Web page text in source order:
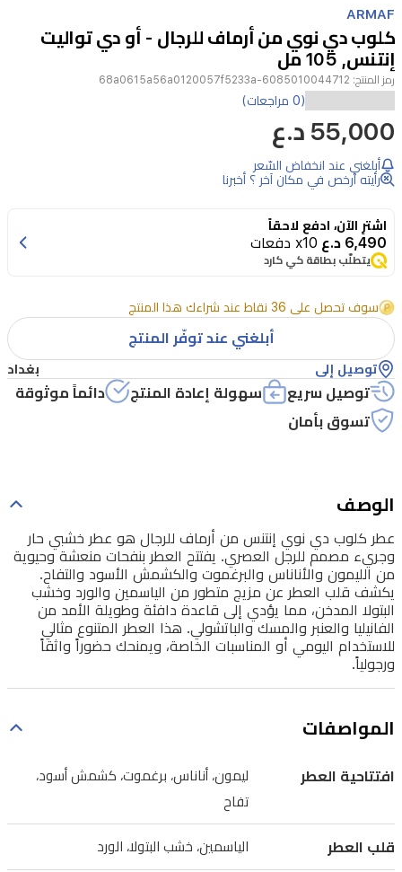
1
of
1
ARMAF
كلوب دي نوي من أرماف للرجال - أو دي تواليت
إنتنس, 105 مل
رمز المنتج: 6085010044712-68a0615a56a0120057f5233a
كلوب
دي
نوي
من
أرماف
هو
عطر
خشبي
حار
وجريء
العصري.
يفتتح
العطر
بنفحات
منعشة
وحيوية
من
الليمون
والأناناس
والكشمش
والتفاح.
يكشف
(0 مراجعات)
55,000 د.ع
أبلغني عند انخفاض السّعر
رأيته أرخص في مكان آخر ؟ أخبرنا
اشترِ الآن، ادفع لاحقاً
6,490 د.ع x10 دفعات
يتطلّب بطاقة كي كارد
سوف تحصل على 36 نقاط عند شراءك هذا المنتج
أبلغني عند توفّر المنتج
توصيل إلى بغداد
توصيل سريع سهولة إعادة المنتج
دائماً موثوقة
تسوق بأمان
الوصف
عطر كلوب دي نوي إنتنس من أرماف للرجال هو عطر خشبي حار
وجريء مصمم للرجل العصري. يفتتح العطر بنفحات منعشة وحيوية
من الليمون والأناناس والبرغموت والكشمش الأسود والتفاح.
يكشف قلب العطر عن مزيج متطور من الياسمين والورد وخشب
البتولا المدخن، مما يؤدي إلى قاعدة دافئة وطويلة الأمد من
الفانيليا والعنبر والمسك والباتشولي. هذا العطر المتنوع مثالي
للاستخدام اليومي أو المناسبات الخاصة، ويمنحك حضوراً واثقاً
ورجولياً.
المواصفات
افتتاحية العطر
ليمون، أناناس، برغموت، كشمش أسود،
تفاح
قلب العطر الياسمين، خشب البتولا، الورد